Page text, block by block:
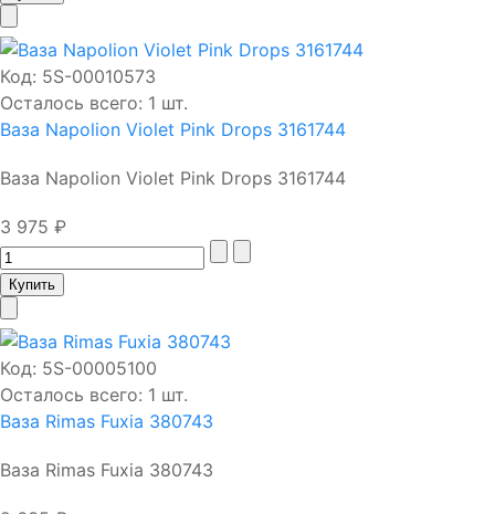
Код: 5S-00010573
Осталось всего: 1 шт.
Ваза Napolion Violet Pink Drops 3161744
Ваза Napolion Violet Pink Drops 3161744
3 975 ₽
Код: 5S-00005100
Осталось всего: 1 шт.
Ваза Rimas Fuxia 380743
Ваза Rimas Fuxia 380743